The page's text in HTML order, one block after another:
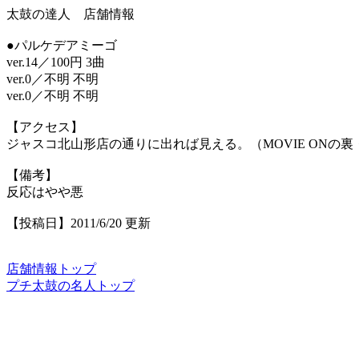
太鼓の達人 店舗情報
●パルケデアミーゴ
ver.14／100円 3曲
ver.0／不明 不明
ver.0／不明 不明
【アクセス】
ジャスコ北山形店の通りに出れば見える。（MOVIE ONの裏
【備考】
反応はやや悪
【投稿日】2011/6/20 更新
店舗情報トップ
プチ太鼓の名人トップ